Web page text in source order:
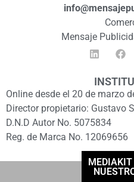
Mensaje
Online desde el 20 de marzo
Director propietario: Gustavo
D.N.D Autor No. 5075834
Reg. de Marca No. 12069656